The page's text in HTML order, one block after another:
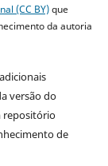
(CC BY)que
da autoria
versão do
repositório
de